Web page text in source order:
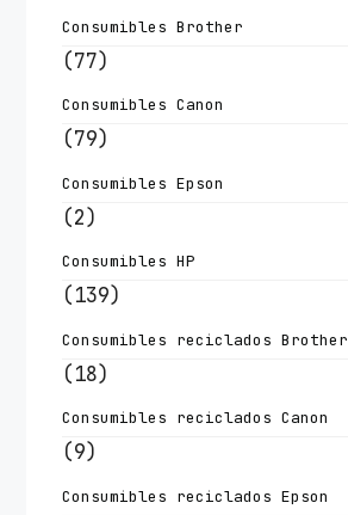
Consumibles Brother
(77)
Consumibles Canon
(79)
Consumibles Epson
(2)
Consumibles HP
(139)
Consumibles reciclados Brother
(18)
Consumibles reciclados Canon
(9)
Consumibles reciclados Epson